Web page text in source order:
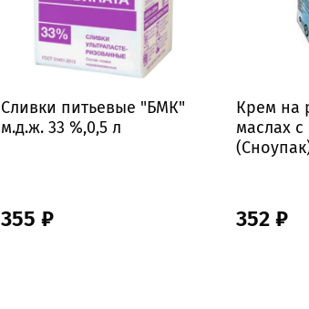
Сливки питьевые "БМК"
м.д.ж. 33 %,0,5 л
355 ₽
Крем на
маслах с
352 ₽